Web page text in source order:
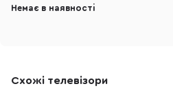
Немає в наявності
Схожі телевізори